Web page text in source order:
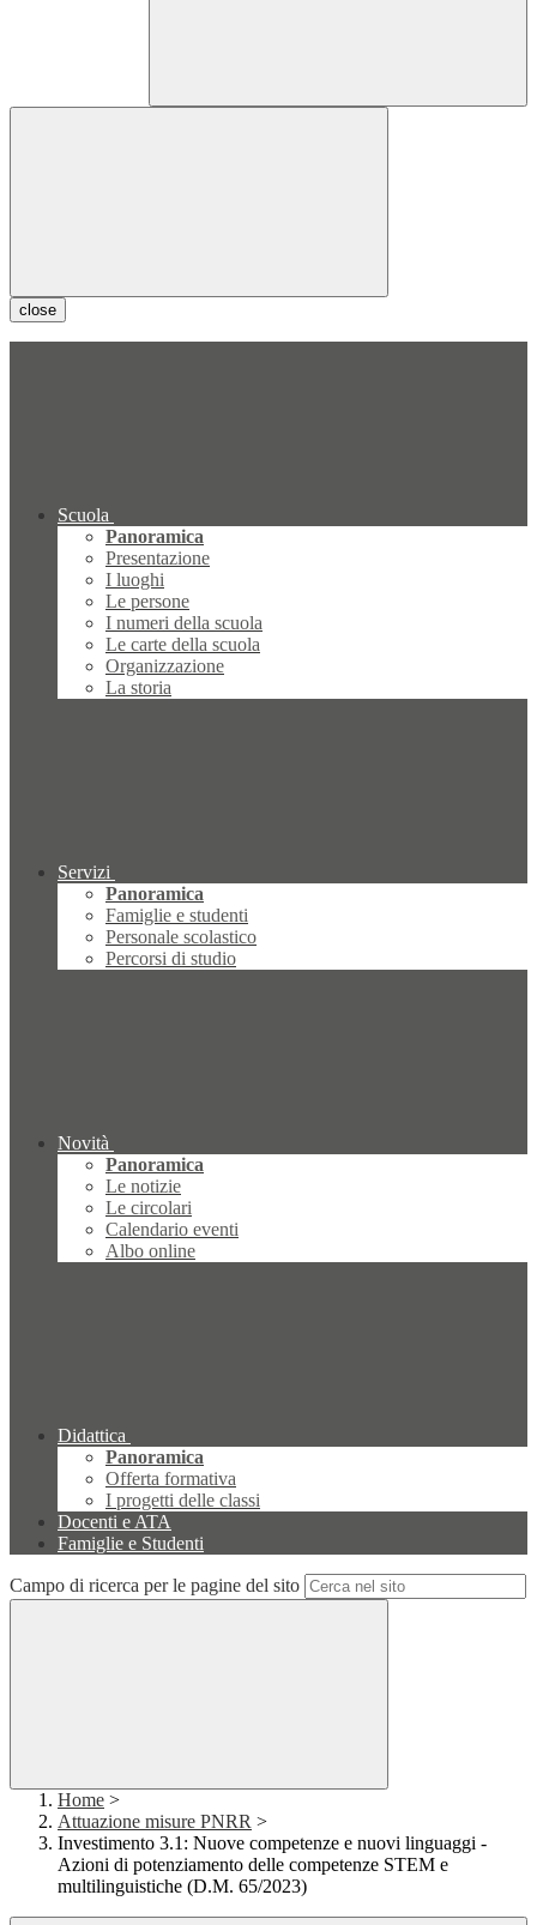
close
Scuola
Panoramica
Presentazione
I luoghi
Le persone
I numeri della scuola
Le carte della scuola
Organizzazione
La storia
Servizi
Panoramica
Famiglie e studenti
Personale scolastico
Percorsi di studio
Novità
Panoramica
Le notizie
Le circolari
Calendario eventi
Albo online
Didattica
Panoramica
Offerta formativa
I progetti delle classi
Docenti e ATA
Famiglie e Studenti
Campo di ricerca per le pagine del sito
Home >
Attuazione misure PNRR >
Investimento 3.1: Nuove competenze e nuovi linguaggi -
Azioni di potenziamento delle competenze STEM e
multilinguistiche (D.M. 65/2023)